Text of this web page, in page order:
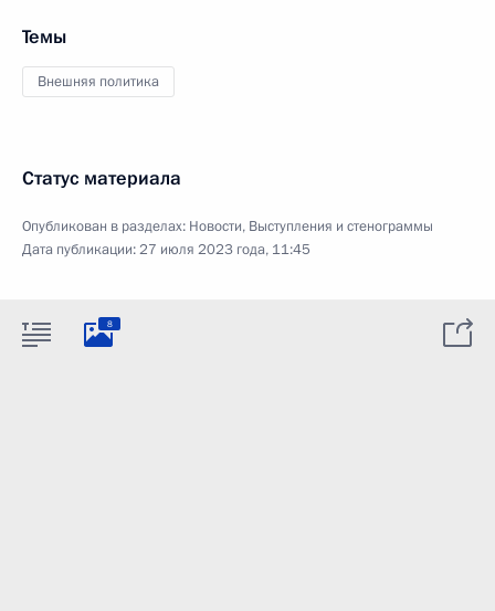
Темы
Внешняя политика
Статус материала
Опубликован в разделах: Новости, Выступления и стенограммы
Дата публикации:27 июля 2023 года, 11:45
8